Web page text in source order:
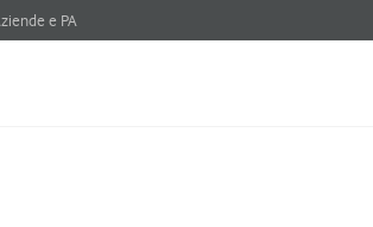
e PA